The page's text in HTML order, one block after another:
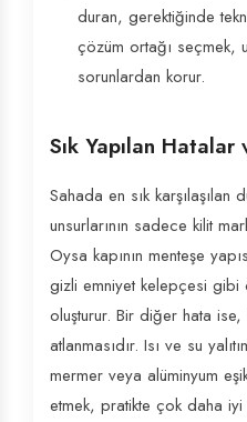
duran, gerektiğinde
çözüm ortağı seçmek,
sorunlardan korur.
Sık Yapılan
Sahada en sık
unsurlarının sadece kilit
Oysa kapının menteşe
gizli emniyet kelepçesi gibi
oluşturur. Bir diğer hata ise,
atlanmasıdır. Isı ve su
mermer veya alüminyum
etmek, pratikte çok daha iyi